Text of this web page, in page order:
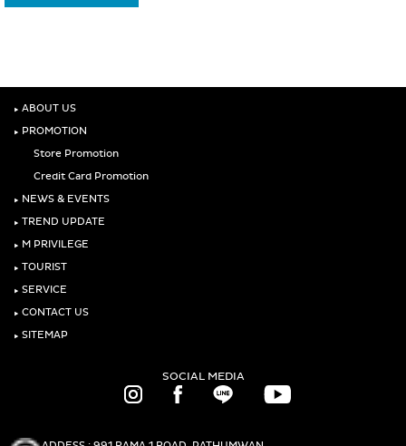
‣ ABOUT US
‣ PROMOTION
Store Promotion
Credit Card Promotion
‣ NEWS & EVENTS
‣ TREND UPDATE
‣ M PRIVILEGE
‣ TOURIST
‣ SERVICE
‣ CONTACT US
‣ SITEMAP
SOCIAL MEDIA